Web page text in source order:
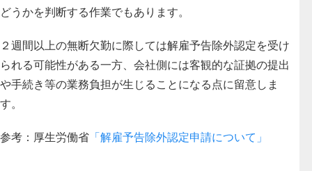
どうかを判断する作業でもあります。
２週間以上の無断欠勤に際しては解雇予告除外認定を受け
られる可能性がある一方、会社側には客観的な証拠の提出
や手続き等の業務負担が生じることになる点に留意しま
す。
参考：厚生労働省 「解雇予告除外認定申請について」